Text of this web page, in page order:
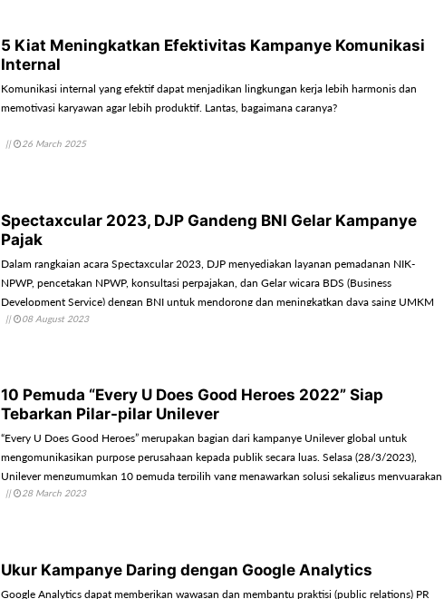
5 Kiat Meningkatkan Efektivitas Kampanye Komunikasi
Internal
Komunikasi internal yang efektif dapat menjadikan lingkungan kerja lebih harmonis dan
memotivasi karyawan agar lebih produktif. Lantas, bagaimana caranya?
|| 26 March 2025
Spectaxcular 2023, DJP Gandeng BNI Gelar Kampanye
Pajak
Dalam rangkaian acara Spectaxcular 2023, DJP menyediakan layanan pemadanan NIK-
NPWP, pencetakan NPWP, konsultasi perpajakan, dan Gelar wicara BDS (Business
Development Service) dengan BNI untuk mendorong dan meningkatkan daya saing UMKM
secara global.
|| 08 August 2023
10 Pemuda “Every U Does Good Heroes 2022” Siap
Tebarkan Pilar-pilar Unilever
“Every U Does Good Heroes” merupakan bagian dari kampanye Unilever global untuk
mengomunikasikan purpose perusahaan kepada publik secara luas. Selasa (28/3/2023),
Unilever mengumumkan 10 pemuda terpilih yang menawarkan solusi sekaligus menyuarakan
purpose tersebut.
|| 28 March 2023
Ukur Kampanye Daring dengan Google Analytics
Google Analytics dapat memberikan wawasan dan membantu praktisi (public relations) PR